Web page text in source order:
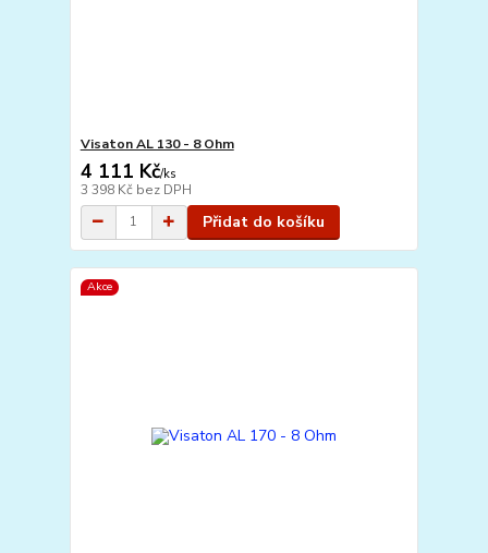
Visaton AL 130 - 8 Ohm
4 111 Kč/ks
3 398 Kč bez DPH
Přidat do košíku
Akce